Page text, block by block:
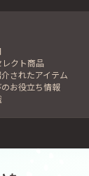
レクト商品
されたアイテム
お役立ち情報